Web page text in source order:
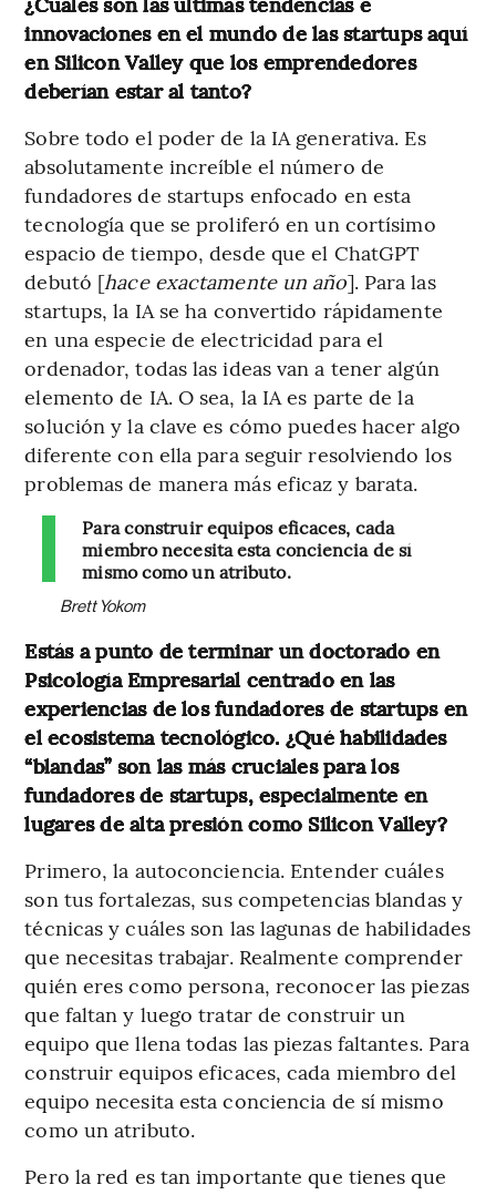
innovaciones en el mundo de las startups aquí
en Silicon Valley que los emprendedores
deberían estar al tanto?
Sobre todo el poder de la IA generativa. Es
absolutamente increíble el número de
fundadores de startups enfocado en esta
tecnología que se proliferó en un cortísimo
espacio de tiempo, desde que el ChatGPT
debutó [hace exactamente un año]. Para las
startups, la IA se ha convertido rápidamente
en una especie de electricidad para el
ordenador, todas las ideas van a tener algún
elemento de IA. O sea, la IA es parte de la
solución y la clave es cómo puedes hacer algo
diferente con ella para seguir resolviendo los
problemas de manera más eficaz y barata.
Para construir equipos eficaces, cada
miembro necesita esta conciencia de sí
mismo como un atributo.
Brett Yokom
Estás a punto de terminar un doctorado en
Psicología Empresarial centrado en las
experiencias de los fundadores de startups en
el ecosistema tecnológico. ¿Qué habilidades
“blandas” son las más cruciales para los
fundadores de startups, especialmente en
lugares de alta presión como Silicon Valley?
Primero, la autoconciencia. Entender cuáles
son tus fortalezas, sus competencias blandas y
técnicas y cuáles son las lagunas de habilidades
que necesitas trabajar. Realmente comprender
quién eres como persona, reconocer las piezas
que faltan y luego tratar de construir un
equipo que llena todas las piezas faltantes. Para
construir equipos eficaces, cada miembro del
equipo necesita esta conciencia de sí mismo
como un atributo.
Pero la red es tan importante que tienes que